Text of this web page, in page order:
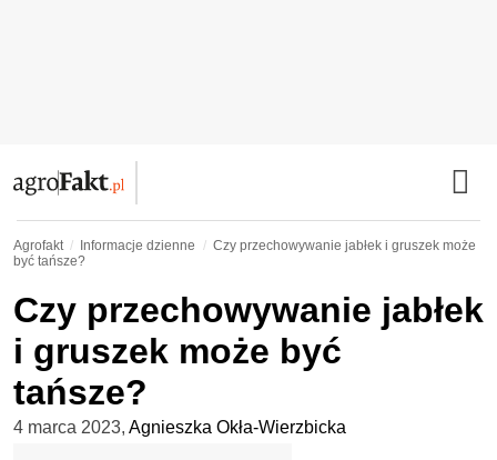
Agrofakt Informacje dzienne
Czy przechowywanie jabłek i gruszek może
być tańsze?
Czy przechowywanie jabłek
i gruszek może być
tańsze?
4 marca 2023, Agnieszka Okła-Wierzbicka